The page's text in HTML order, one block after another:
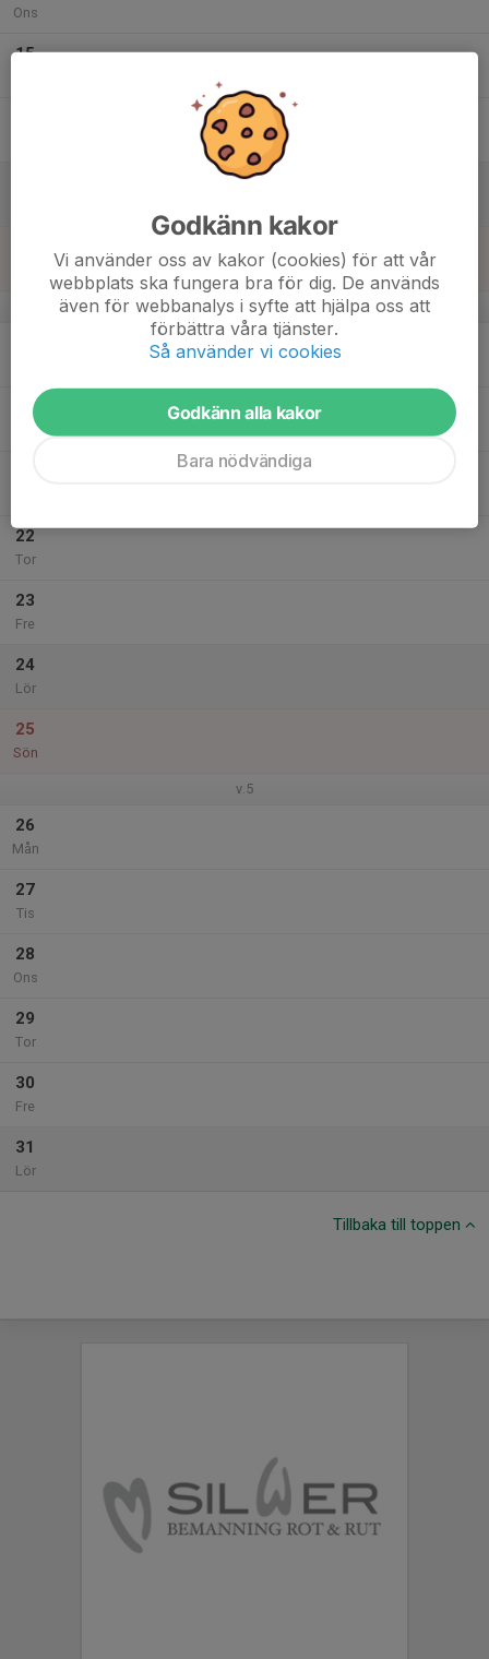
Ons
15
v.4
20
22
Tor
23
Fre
24
Lör
25
Sön
v.5
26
Mån
27
Tis
28
Ons
29
Tor
30
Fre
31
Lör
Tillbaka till toppen
Godkänn kakor
Vi använder oss av kakor (cookies) för att vår
webbplats ska fungera bra för dig. De används
även för webbanalys i syfte att hjälpa oss att
förbättra våra tjänster.
Så använder vi cookies
Godkänn alla kakor
Bara nödvändiga